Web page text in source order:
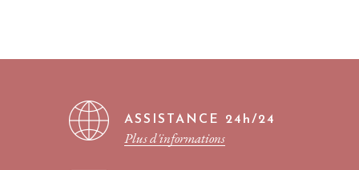
ASSISTANCE 24h/24
Plus d'informations